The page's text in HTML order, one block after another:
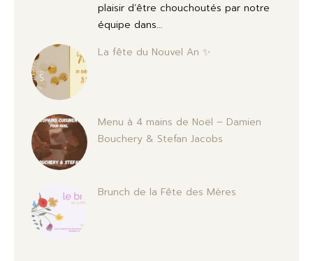
plaisir d’être chouchoutés par notre
équipe dans…
La fête du Nouvel An ✨
Menu à 4 mains de Noël – Damien
Bouchery & Stefan Jacobs
Brunch de la Fête des Mères